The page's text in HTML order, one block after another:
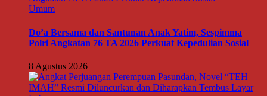
Umum
Do’a Bersama dan Santunan Anak Yatim, Sespimma
Polri Angkatan 76 TA 2026 Perkuat Kepedulian Sosial
8 Agustus 2026